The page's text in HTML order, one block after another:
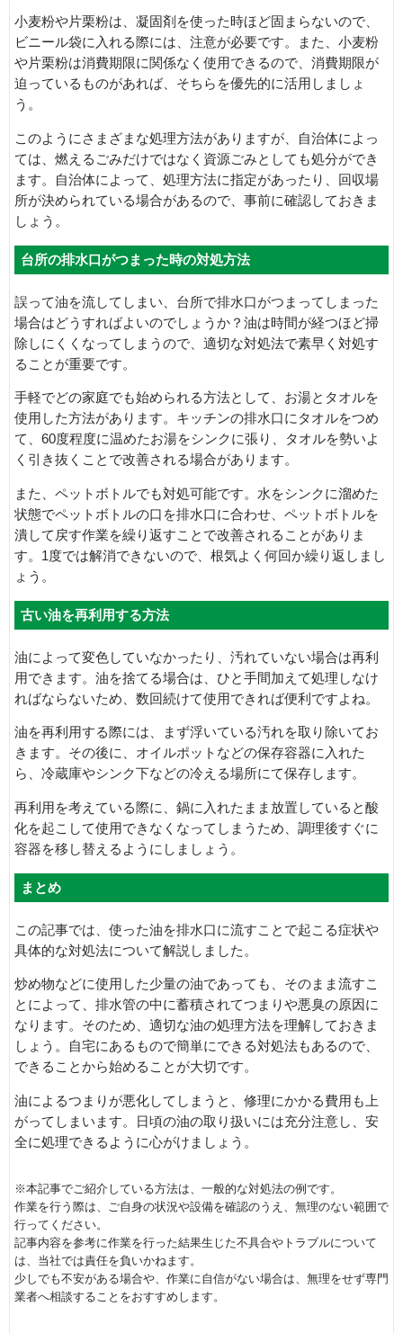
小麦粉や片栗粉は、凝固剤を使った時ほど固まらないので、
ビニール袋に入れる際には、注意が必要です。また、小麦粉
や片栗粉は消費期限に関係なく使用できるので、消費期限が
迫っているものがあれば、そちらを優先的に活用しましょ
う。
このようにさまざまな処理方法がありますが、自治体によっ
ては、燃えるごみだけではなく資源ごみとしても処分ができ
ます。自治体によって、処理方法に指定があったり、回収場
所が決められている場合があるので、事前に確認しておきま
しょう。
台所の排水口がつまった時の対処方法
誤って油を流してしまい、台所で排水口がつまってしまった
場合はどうすればよいのでしょうか？油は時間が経つほど掃
除しにくくなってしまうので、適切な対処法で素早く対処す
ることが重要です。
手軽でどの家庭でも始められる方法として、お湯とタオルを
使用した方法があります。キッチンの排水口にタオルをつめ
て、60度程度に温めたお湯をシンクに張り、タオルを勢いよ
く引き抜くことで改善される場合があります。
また、ペットボトルでも対処可能です。水をシンクに溜めた
状態でペットボトルの口を排水口に合わせ、ペットボトルを
潰して戻す作業を繰り返すことで改善されることがありま
す。1度では解消できないので、根気よく何回か繰り返しまし
ょう。
古い油を再利用する方法
油によって変色していなかったり、汚れていない場合は再利
用できます。油を捨てる場合は、ひと手間加えて処理しなけ
ればならないため、数回続けて使用できれば便利ですよね。
油を再利用する際には、まず浮いている汚れを取り除いてお
きます。その後に、オイルポットなどの保存容器に入れた
ら、冷蔵庫やシンク下などの冷える場所にて保存します。
再利用を考えている際に、鍋に入れたまま放置していると酸
化を起こして使用できなくなってしまうため、調理後すぐに
容器を移し替えるようにしましょう。
まとめ
この記事では、使った油を排水口に流すことで起こる症状や
具体的な対処法について解説しました。
炒め物などに使用した少量の油であっても、そのまま流すこ
とによって、排水管の中に蓄積されてつまりや悪臭の原因に
なります。そのため、適切な油の処理方法を理解しておきま
しょう。自宅にあるもので簡単にできる対処法もあるので、
できることから始めることが大切です。
油によるつまりが悪化してしまうと、修理にかかる費用も上
がってしまいます。日頃の油の取り扱いには充分注意し、安
全に処理できるように心がけましょう。
※本記事でご紹介している方法は、一般的な対処法の例です。
作業を行う際は、ご自身の状況や設備を確認のうえ、無理のない範囲で
行ってください。
記事内容を参考に作業を行った結果生じた不具合やトラブルについて
は、当社では責任を負いかねます。
少しでも不安がある場合や、作業に自信がない場合は、無理をせず専門
業者へ相談することをおすすめします。